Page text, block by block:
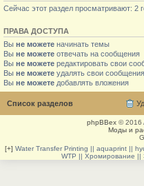
Сейчас этот раздел просматривают: 2
ПРАВА ДОСТУПА
Вы не можете начинать темы
Вы не можете отвечать на сообщения
Вы не можете редактировать свои
Вы не можете удалять свои сообщения
Вы не можете добавлять вложения
Список разделов
phpBBex© 2016
Моды и
[+] Water Transfer Printing || aquaprint ||
WTP || Хромирование ||